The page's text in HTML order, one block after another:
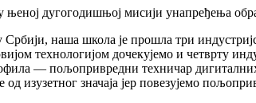
њеној дугогодишњој мисији унапређења
наша школа је прошла три
технологијом дочекујемо и четврту
— пољопривредни техничар
изузетног значаја јер повезујемо